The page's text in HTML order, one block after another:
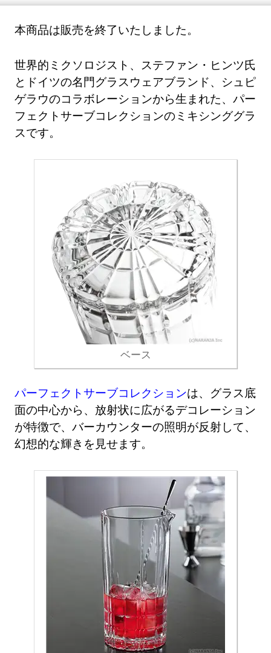
本商品は販売を終了いたしました。
世界的ミクソロジスト、ステファン・ヒンツ氏
とドイツの名門グラスウェアブランド、シュピ
ゲラウのコラボレーションから生まれた、パー
フェクトサーブコレクションのミキシンググラ
スです。
ベース
パーフェクトサーブコレクションは、グラス底
面の中心から、放射状に広がるデコレーション
が特徴で、バーカウンターの照明が反射して、
幻想的な輝きを見せます。